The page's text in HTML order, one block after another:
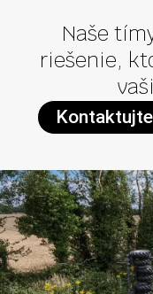
Naše
riešenie,